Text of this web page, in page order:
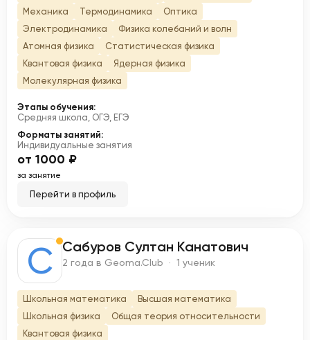
Механика
Термодинамика
Оптика
Электродинамика
Физика колебаний и волн
Атомная физика
Статистическая физика
Квантовая физика
Ядерная физика
Молекулярная физика
Этапы обучения:
Средняя школа, ОГЭ, ЕГЭ
Форматы занятий:
Индивидуальные занятия
от 1000 ₽
за занятие
Перейти в профиль
С Сабуров Султан Канатович
2 года в Geoma.Club · 1 ученик
Школьная математика
Высшая математика
Школьная физика
Общая теория относительности
Квантовая физика